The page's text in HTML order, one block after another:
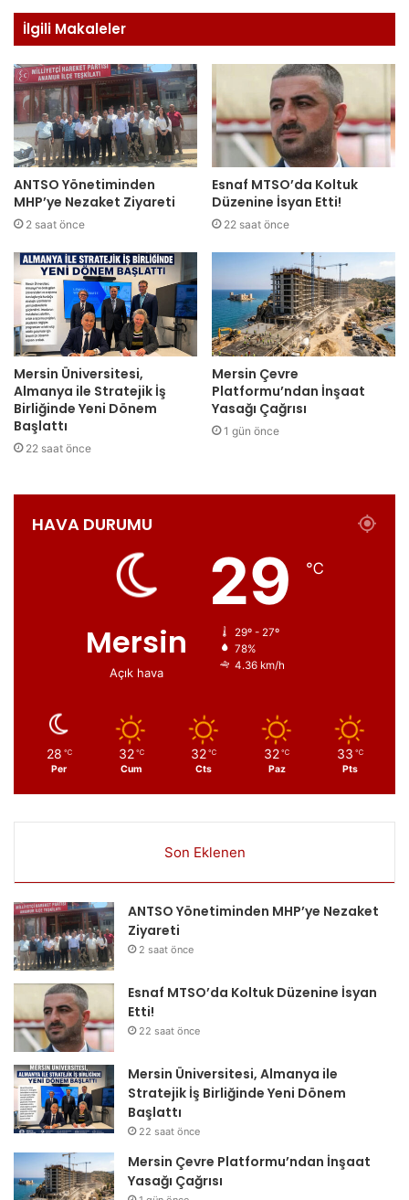
İlgili Makaleler
ANTSO Yönetiminden
MHP’ye Nezaket Ziyareti
2 saat önce
Esnaf MTSO’da Koltuk
Düzenine İsyan Etti!
22 saat önce
Mersin Üniversitesi,
Almanya ile Stratejik İş
Birliğinde Yeni Dönem
Başlattı
22 saat önce
Mersin Çevre
Platformu’ndan İnşaat
Yasağı Çağrısı
1 gün önce
HAVA DURUMU
Mersin
Açık hava
29 ℃
29º - 27º
78%
4.36 km/h
28 ℃
Per
32 ℃
Cum
32 ℃
Cts
32 ℃
Paz
33 ℃
Pts
Son Eklenen
ANTSO Yönetiminden MHP’ye Nezaket
Ziyareti
2 saat önce
Esnaf MTSO’da Koltuk Düzenine İsyan
Etti!
22 saat önce
Mersin Üniversitesi, Almanya ile
Stratejik İş Birliğinde Yeni Dönem
Başlattı
22 saat önce
Mersin Çevre Platformu’ndan İnşaat
Yasağı Çağrısı